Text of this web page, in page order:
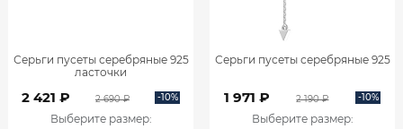
Серьги пусеты серебряные 925
ласточки
2 421 ₽ 2 690 ₽ -10%
Выберите размер:
Серьги пусеты серебряные 925
1 971 ₽ 2 190 ₽ -10%
Выберите размер: